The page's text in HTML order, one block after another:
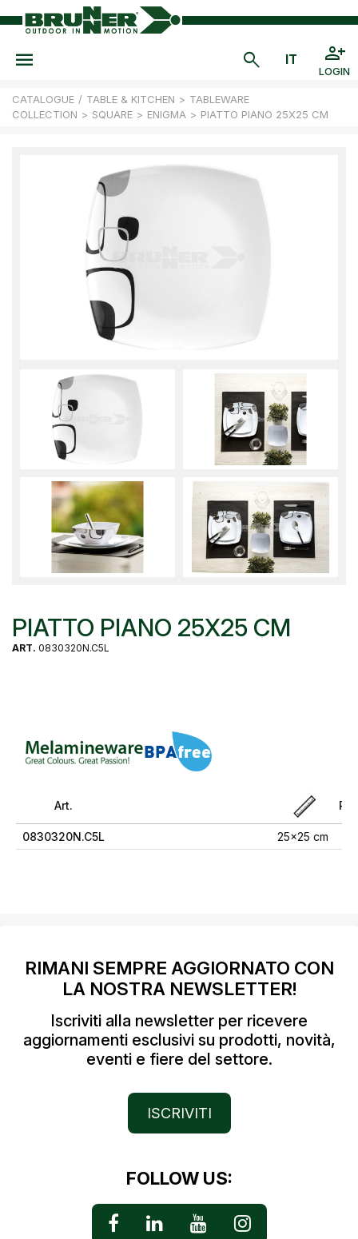
LOGIN
CATALOGUE / TABLE & KITCHEN > TABLEWARE
COLLECTION > SQUARE > ENIGMA > PIATTO PIANO 25X25 CM
PIATTO PIANO 25X25 CM
ART. 0830320N.C5L
Art.
0830320N.C5L 25x25 cm
RIMANI SEMPRE AGGIORNATO CON
LA NOSTRA NEWSLETTER!
Iscriviti alla newsletter per ricevere
aggiornamenti esclusivi su prodotti, novità,
eventi e fiere del settore.
ISCRIVITI
FOLLOW US: